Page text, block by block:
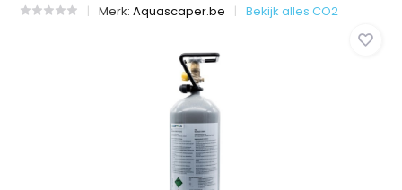
Merk:Aquascaper.be Bekijk alles CO2